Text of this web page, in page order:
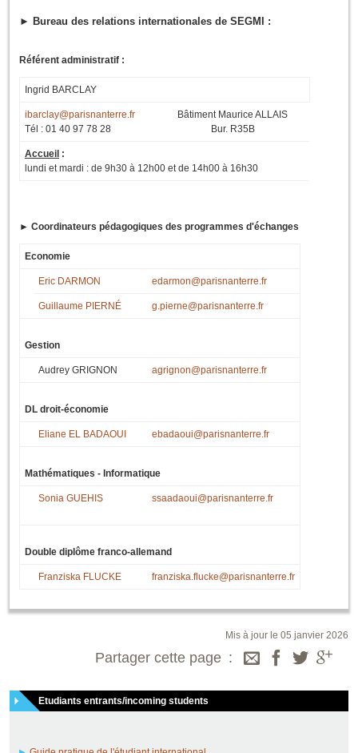
► Bureau des relations internationales de SEGMI :
Référent administratif :
Ingrid BARCLAY
ibarclay@parisnanterre.fr
Tél : 01 40 97 78 28
Bâtiment Maurice ALLAIS
Bur. R35B
Accueil :
lundi et mardi : de 9h30 à 12h00 et de 14h00 à 16h30
► Coordinateurs pédagogiques des programmes d'échanges
Economie
Eric DARMON edarmon@parisnanterre.fr
Guillaume PIERNÉ g.pierne@parisnanterre.fr
Gestion
Audrey GRIGNON agrignon@parisnanterre.fr
DL droit-économie
Eliane EL BADAOUI ebadaoui@parisnanterre.fr
Mathématiques - Informatique
Sonia GUEHIS ssaadaoui@parisnanterre.fr
Double diplôme franco-allemand
Franziska FLUCKE franziska.flucke@parisnanterre.fr
Mis à jour le 05 janvier 2026
Partager cette page
Etudiants entrants/incoming students